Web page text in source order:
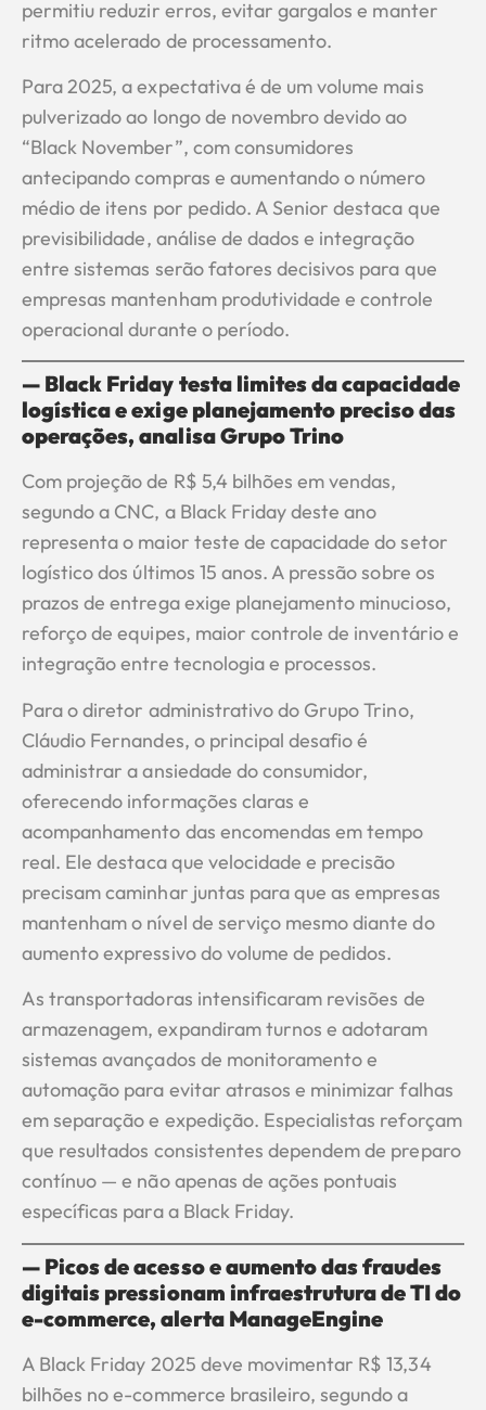
permitiu reduzir erros, evitar gargalos e manter
ritmo acelerado de processamento.
Para 2025, a expectativa é de um volume mais
pulverizado ao longo de novembro devido ao
“Black November”, com consumidores
antecipando compras e aumentando o número
médio de itens por pedido. A Senior destaca que
previsibilidade, análise de dados e integração
entre sistemas serão fatores decisivos para que
empresas mantenham produtividade e controle
operacional durante o período.
— Black Friday testa limites da capacidade
logística e exige planejamento preciso das
operações, analisa Grupo Trino
Com projeção de R$ 5,4 bilhões em vendas,
segundo a CNC, a Black Friday deste ano
representa o maior teste de capacidade do setor
logístico dos últimos 15 anos. A pressão sobre os
prazos de entrega exige planejamento minucioso,
reforço de equipes, maior controle de inventário e
integração entre tecnologia e processos.
Para o diretor administrativo do Grupo Trino,
Cláudio Fernandes, o principal desafio é
administrar a ansiedade do consumidor,
oferecendo informações claras e
acompanhamento das encomendas em tempo
real. Ele destaca que velocidade e precisão
precisam caminhar juntas para que as empresas
mantenham o nível de serviço mesmo diante do
aumento expressivo do volume de pedidos.
As transportadoras intensificaram revisões de
armazenagem, expandiram turnos e adotaram
sistemas avançados de monitoramento e
automação para evitar atrasos e minimizar falhas
em separação e expedição. Especialistas reforçam
que resultados consistentes dependem de preparo
contínuo — e não apenas de ações pontuais
específicas para a Black Friday.
— Picos de acesso e aumento das fraudes
digitais pressionam infraestrutura de TI do
e-commerce, alerta ManageEngine
A Black Friday 2025 deve movimentar R$ 13,34
bilhões no e-commerce brasileiro, segundo a